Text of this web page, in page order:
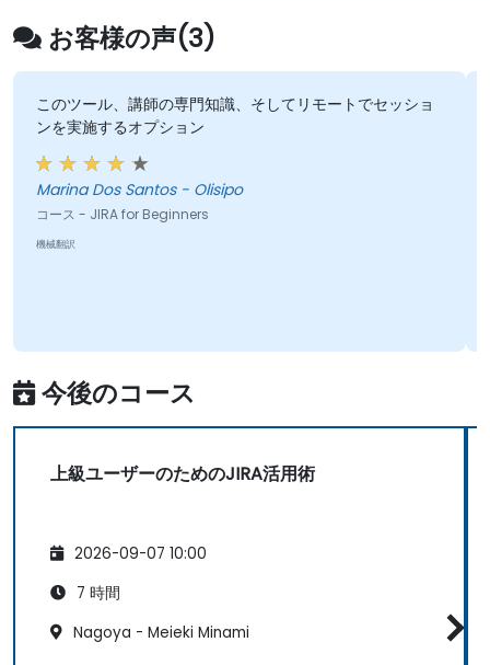
お客様の声(3)
このツール、講師の専門知識、そしてリモートでセッショ
ンを実施するオプション
Marina Dos Santos - Olisipo
コース - JIRA for Beginners
機械翻訳
今後のコース
上級ユーザーのためのJIRA活用術
2026-09-07 10:00
7 時間
Nagoya - Meieki Minami